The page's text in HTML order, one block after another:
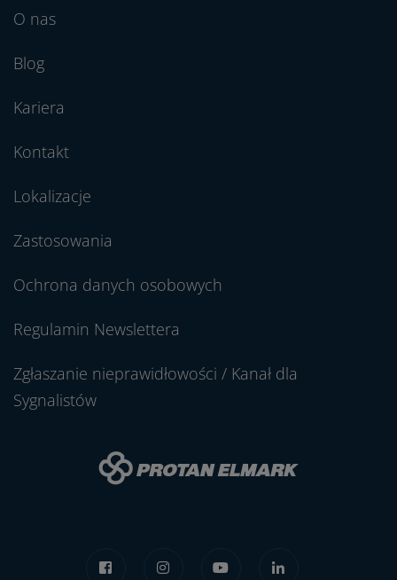
O nas
Blog
Kariera
Kontakt
Lokalizacje
Zastosowania
Ochrona danych osobowych
Regulamin Newslettera
Zgłaszanie nieprawidłowości / Kanał dla
Sygnalistów